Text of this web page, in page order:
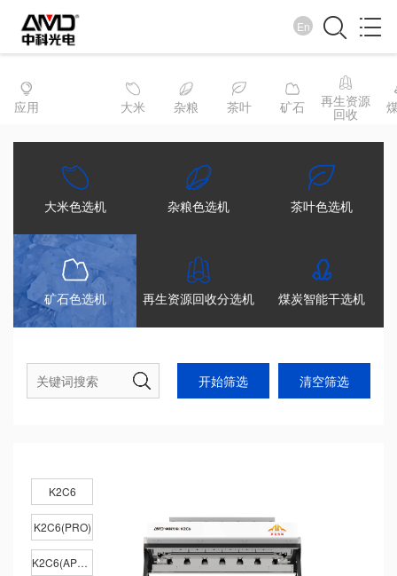
En
产品中心
应用 大米 杂粮 茶叶 矿石 再生资源
回收
大米色选机 杂粮色选机 茶叶色选机
矿石色选机 再生资源回收分选机 煤炭智能干选机
K2C6
K2C6(PRO)
K2C6(APEX)